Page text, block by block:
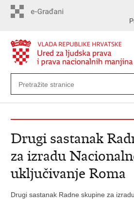
Drugi sastanak
za izradu
uključivanje Roma
Drugi sastanak Radne skupine za